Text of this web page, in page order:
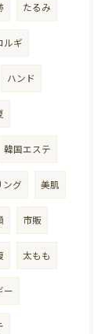
たるみ
ルギ
ハンド
韓国エステ
ング 美肌
市販
太もも
ー